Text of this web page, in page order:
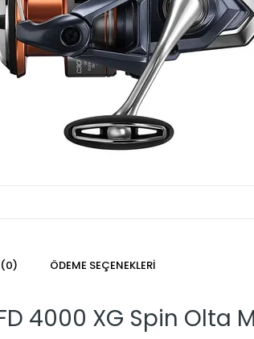
(0) ÖDEME SEÇENEKLERI
4000 XG Spin Olta